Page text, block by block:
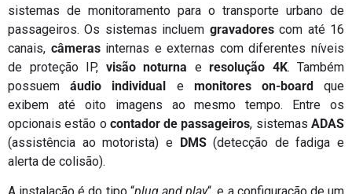
sistemas de monitoramento para o transporte urbano de
passageiros. Os sistemas incluem gravadorescom até 16
canais, câmerasinternas e externas com diferentes níveis
de proteção IP, visão noturna e resolução 4K. Também
possuemáudio individual e monitores on-boardque
exibem até oito imagens ao mesmo tempo. Entre os
opcionais estão o contador de passageiros, sistemasADAS
(assistência ao motorista) e DMS(detecção de fadiga e
alerta de colisão).